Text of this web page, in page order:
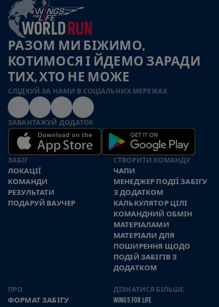
РАЗОМ МИ БІЖИМО,
КОТИМОСЯ І ЙДЕМО ЗАРАДИ
ТИХ, ХТО НЕ МОЖЕ
СЛІДКУЙ ЗА НАМИ В СОЦІАЛЬНИХ МЕРЕЖАХ
ЗАВАНТАЖУЙ ДОДАТОК
ЗАБІГ
ЛОКАЦІЇ
КОМАНДИ
РЕЗУЛЬТАТИ
ПОДАРУЙ ВАУЧЕР
СТВОРИТИ КОМАНДУ
ЧАПИ
МЕНЕДЖЕР ПОДІЇ ЗАБІГУ
З ДОДАТКОМ
КАЛЬКУЛЯТОР ЦІЛІ
КОМАНДНИЙ ОБМІН
МАТЕРІАЛАМИ
МАТЕРІАЛИ ДЛЯ
ПОШИРЕННЯ ЩОДО
ПОДІЙ ЗАБІГІВ З
ДОДАТКОМ
ПРО
ФОРМАТ ЗАБІГУ
ДІЗНАТИСЯ БІЛЬШЕ
WINGS FOR LIFE